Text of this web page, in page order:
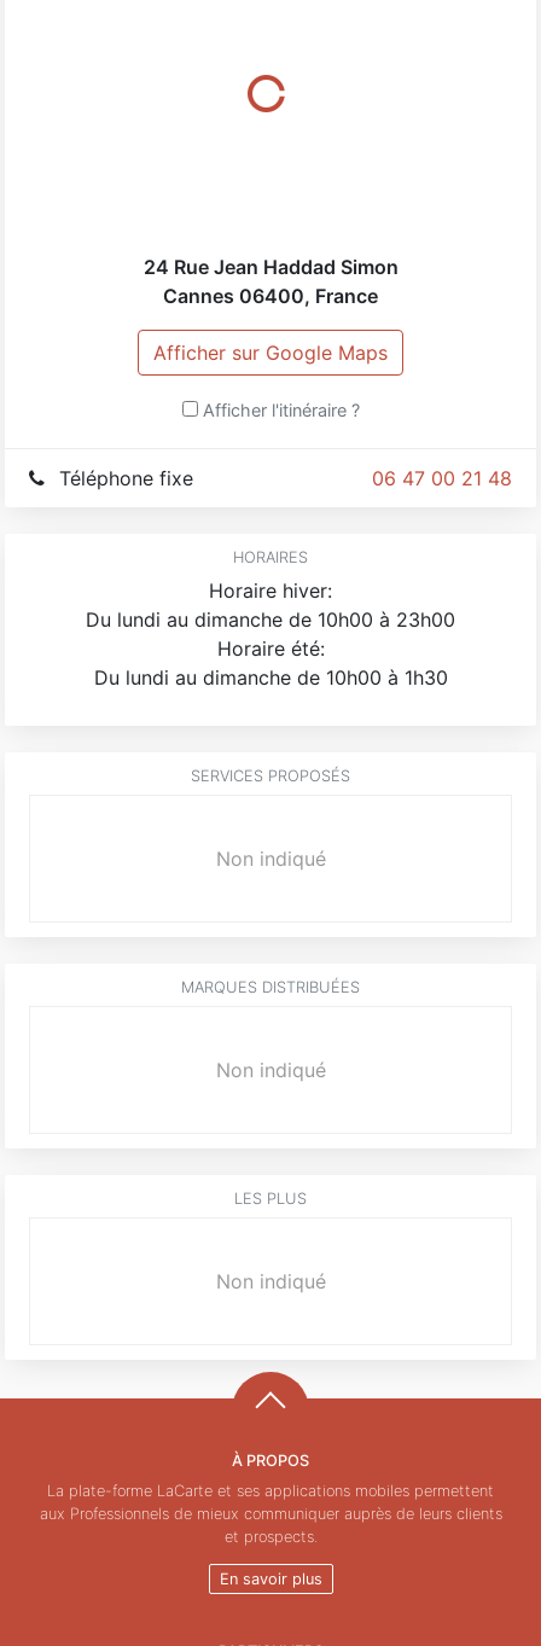
Pâtisseries libanaise et syrienne.
24 Rue Jean Haddad Simon
Cannes 06400, France
Afficher sur Google Maps
Afficher l'itinéraire ?
06 47 00 21 48
Téléphone fixe
HORAIRES
Horaire hiver:
Du lundi au dimanche de 10h00 à 23h00
Horaire été:
Du lundi au dimanche de 10h00 à 1h30
SERVICES PROPOSÉS
Non indiqué
MARQUES DISTRIBUÉES
Non indiqué
LES PLUS
Non indiqué
À PROPOS
La plate-forme LaCarte et ses applications mobiles permettent
aux Professionnels de mieux communiquer auprès de leurs clients
et prospects.
En savoir plus